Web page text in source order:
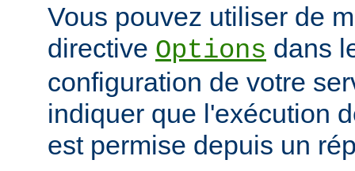
Vous pouvez utiliser de
directive Options dans
configuration de votre
indiquer que l'exécution
est permise depuis un